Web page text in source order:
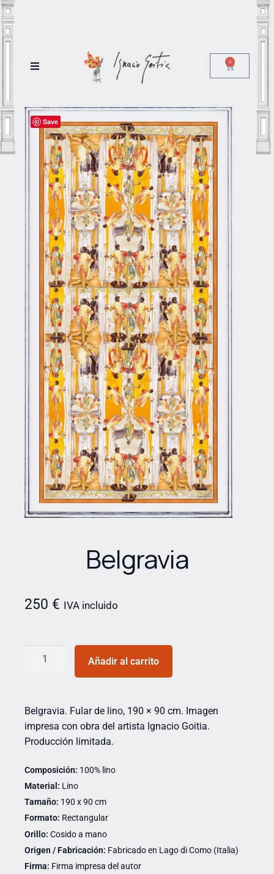
0
Save
Belgravia
250 € IVA incluido
Añadir al carrito
Belgravia. Fular de lino, 190 × 90 cm. Imagen
impresa con obra del artista Ignacio Goitia.
Producción limitada.
Composición: 100% lino
Material: Lino
Tamaño: 190 x 90 cm
Formato: Rectangular
Orillo: Cosido a mano
Origen / Fabricación: Fabricado en Lago di Como (Italia)
Firma: Firma impresa del autor